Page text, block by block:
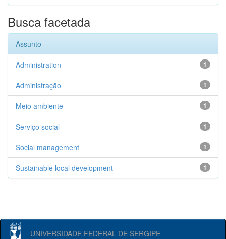
Busca facetada
Assunto
1
Administration
1
Administração
1
Meio ambiente
1
Serviço social
1
Social management
1
Sustainable local development
UNIVERSIDADE FEDERAL DE SERGIPE